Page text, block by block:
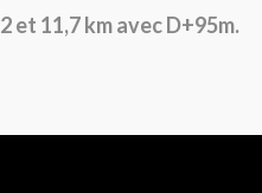
et 11,7 km avec D+95m.